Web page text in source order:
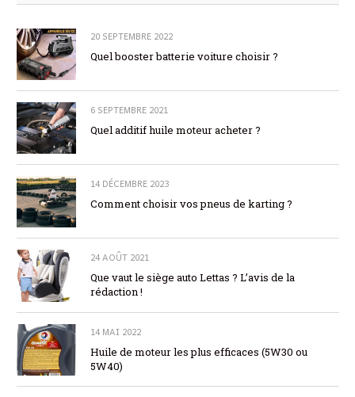
20 SEPTEMBRE 2022
Quel booster batterie voiture choisir ?
6 SEPTEMBRE 2021
Quel additif huile moteur acheter ?
14 DÉCEMBRE 2023
Comment choisir vos pneus de karting ?
24 AOÛT 2021
Que vaut le siège auto Lettas ? L’avis de la
rédaction !
14 MAI 2022
Huile de moteur les plus efficaces (5W30 ou
5W40)